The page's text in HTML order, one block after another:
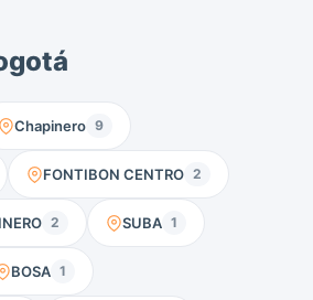
Chapinero 9
FONTIBON CENTRO 2
2 SUBA 1
BOSA 1